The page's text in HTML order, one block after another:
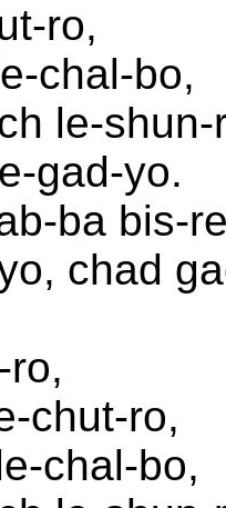
ro,
chal-bo,
le-shun-
gad-yo.
ba bis-
chad
ro,
chut-ro,
chal-bo,